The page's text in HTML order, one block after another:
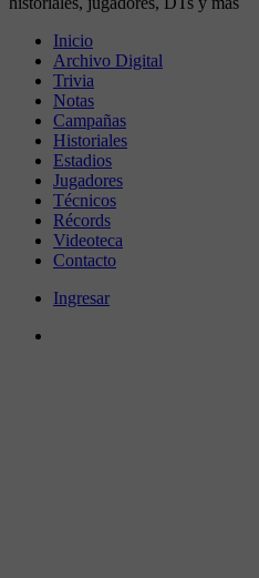
Inicio
Archivo Digital
Trivia
Notas
Campañas
Historiales
Estadios
Jugadores
Técnicos
Récords
Videoteca
Contacto
Ingresar